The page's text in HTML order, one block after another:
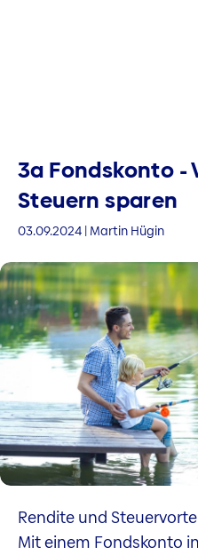
3a Fondskonto -
Steuern sparen
03.09.2024 | Martin Hügin
Rendite und
Mit einem Fondskonto